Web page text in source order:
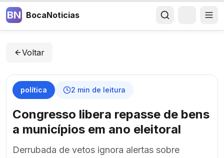
BN BocaNoticias
Voltar
política 2 min de leitura
Congresso libera repasse de bens
a municípios em ano eleitoral
Derrubada de vetos ignora alertas sobre